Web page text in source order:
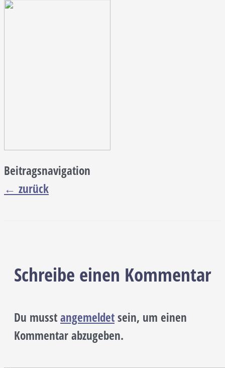
Beitragsnavigation
← zurück
Schreibe einen Kommentar
Du musstangemeldetsein, um einen
Kommentar abzugeben.